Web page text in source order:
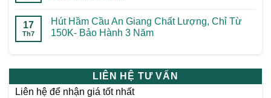
17
Th7
Hút Hầm Cầu An Giang Chất Lượng, Chỉ Từ
150K- Bảo Hành 3 Năm
LIÊN HỆ TƯ VẤN
Liên hệ để nhận giá tốt nhất